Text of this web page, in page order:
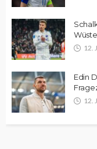
Wüste
12.
Edin
12.